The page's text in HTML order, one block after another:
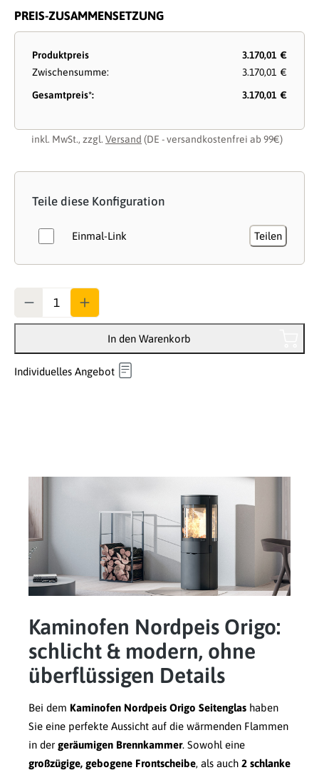
PREIS-ZUSAMMENSETZUNG
Produktpreis
3.170,01 €
Zwischensumme:
3.170,01 €
Gesamtpreis*:
3.170,01 €
inkl. MwSt., zzgl. Versand (DE - versandkostenfrei ab 99€)
Teile diese Konfiguration
Einmal-Link Teilen
In den Warenkorb
Individuelles Angebot
Kaminofen Nordpeis Origo:
schlicht & modern, ohne
überflüssigen Details
Bei dem Kaminofen Nordpeis Origo Seitenglas haben
Sie eine perfekte Aussicht auf die wärmenden Flammen
in der geräumigen Brennkammer. Sowohl eine
großzügige, gebogene Frontscheibe, als auch 2 schlanke